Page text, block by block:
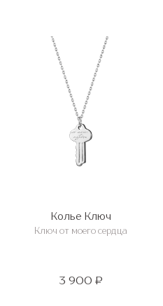
Колье Ключ
Ключ от моего сердца
3 900 ₽